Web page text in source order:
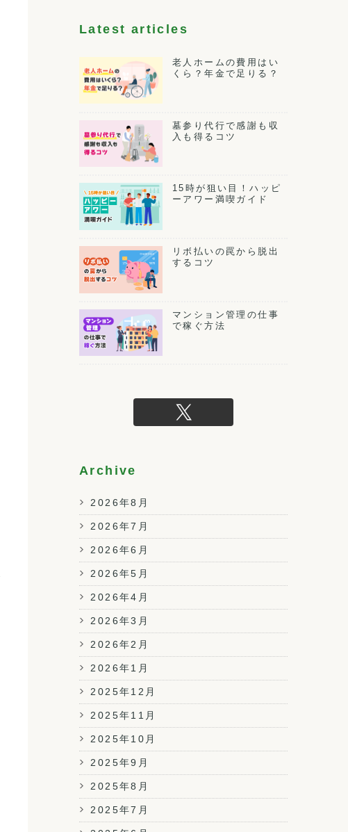
Latest articles
老人ホームの費用はい
くら？年金で足りる？
墓参り代行で感謝も収
入も得るコツ
15時が狙い目！ハッピ
ーアワー満喫ガイド
リボ払いの罠から脱出
するコツ
マンション管理の仕事
で稼ぐ方法
Archive
2026年8月
2026年7月
2026年6月
2026年5月
2026年4月
2026年3月
2026年2月
2026年1月
2025年12月
2025年11月
2025年10月
2025年9月
2025年8月
2025年7月